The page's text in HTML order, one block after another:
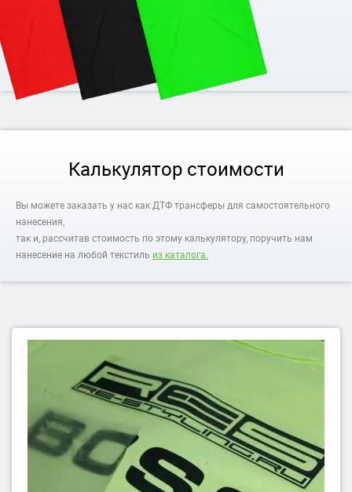
Калькулятор стоимости
Вы можете заказать у нас как ДТФ трансферы для самостоятельного
нанесения,
так и, рассчитав стоимость по этому калькулятору, поручить нам
нанесение на любой текстиль из каталога.